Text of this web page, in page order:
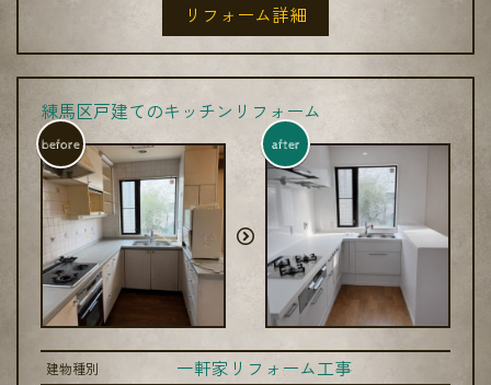
リフォーム詳細
練馬区戸建てのキッチンリフォーム
before after
建物種別 一軒家リフォーム工事